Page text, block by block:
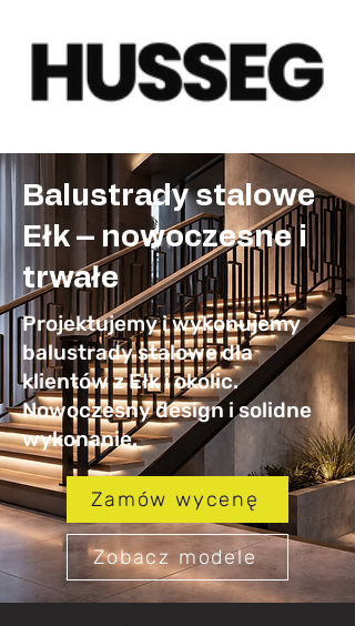
Balustrady stalowe
Ełk – nowoczesne i
trwałe
Projektujemy i wykonujemy
balustrady stalowe dla
klientów z Ełk i okolic.
Nowoczesny design i solidne
wykonanie.
Zamów wycenę
Zobacz modele